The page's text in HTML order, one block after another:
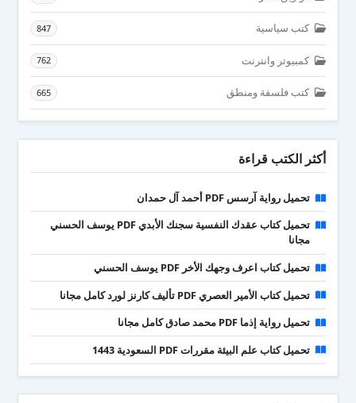
كتب سياسية 847
كمبيوتر وانترنت 762
كتب فلسفة ومنطق 665
أكثر الكتب قراءة
تحميل رواية آرسس PDF أحمد آل حمدان
تحميل كتاب عقدك النفسية سجنك الأبدي PDF يوسف الحسني
مجانا
تحميل كتاب اعرف وجهك الأخر PDF يوسف الحسني
تحميل كتاب الأمير العصري PDF تأليف كارنز لورد كامل مجانا
تحميل رواية إذما PDF محمد صادق كامل مجانا
تحميل كتاب علم البيئة مقررات PDF السعودية 1443